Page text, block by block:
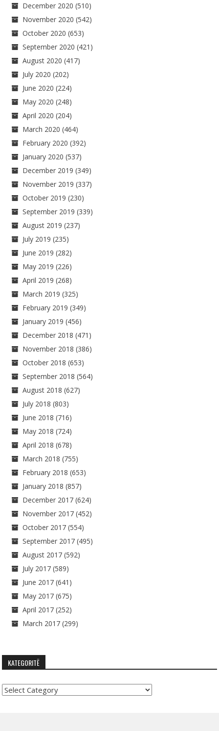
December 2020 (510)
November 2020 (542)
October 2020 (653)
September 2020 (421)
August 2020 (417)
July 2020 (202)
June 2020 (224)
May 2020 (248)
April 2020 (204)
March 2020 (464)
February 2020 (392)
January 2020 (537)
December 2019 (349)
November 2019 (337)
October 2019 (230)
September 2019 (339)
August 2019 (237)
July 2019 (235)
June 2019 (282)
May 2019 (226)
April 2019 (268)
March 2019 (325)
February 2019 (349)
January 2019 (456)
December 2018 (471)
November 2018 (386)
October 2018 (653)
September 2018 (564)
August 2018 (627)
July 2018 (803)
June 2018 (716)
May 2018 (724)
April 2018 (678)
March 2018 (755)
February 2018 (653)
January 2018 (857)
December 2017 (624)
November 2017 (452)
October 2017 (554)
September 2017 (495)
August 2017 (592)
July 2017 (589)
June 2017 (641)
May 2017 (675)
April 2017 (252)
March 2017 (299)
KATEGORITË
Kategoritë